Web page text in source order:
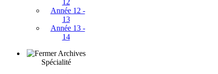
12
Année 12 -
13
Année 13 -
14
Archives
Spécialité